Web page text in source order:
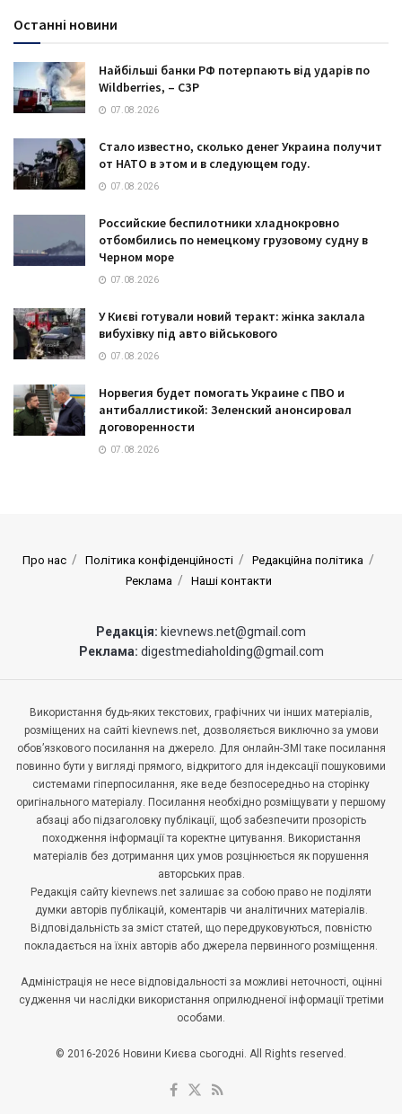
Останні новини
Найбільші банки РФ потерпають від ударів по
Wildberries, – СЗР
07.08.2026
Стало известно, сколько денег Украина получит
от НАТО в этом и в следующем году.
07.08.2026
Российские беспилотники хладнокровно
отбомбились по немецкому грузовому судну в
Черном море
07.08.2026
У Києві готували новий теракт: жінка заклала
вибухівку під авто військового
07.08.2026
Норвегия будет помогать Украине с ПВО и
антибаллистикой: Зеленский анонсировал
договоренности
07.08.2026
Про нас Політика конфіденційності
Редакційна політика
Реклама
Наші контакти
Редакція: kievnews.net@gmail.com
Реклама: digestmediaholding@gmail.com
Використання будь-яких текстових, графічних чи інших матеріалів,
розміщених на сайті kievnews.net, дозволяється виключно за умови
обов’язкового посилання на джерело. Для онлайн-ЗМІ таке посилання
повинно бути у вигляді прямого, відкритого для індексації пошуковими
системами гіперпосилання, яке веде безпосередньо на сторінку
оригінального матеріалу. Посилання необхідно розміщувати у першому
абзаці або підзаголовку публікації, щоб забезпечити прозорість
походження інформації та коректне цитування. Використання
матеріалів без дотримання цих умов розцінюється як порушення
авторських прав.
Редакція сайту kievnews.net залишає за собою право не поділяти
думки авторів публікацій, коментарів чи аналітичних матеріалів.
Відповідальність за зміст статей, що передруковуються, повністю
покладається на їхніх авторів або джерела первинного розміщення.
Адміністрація не несе відповідальності за можливі неточності, оцінні
судження чи наслідки використання оприлюдненої інформації третіми
особами.
© 2016-2026 Новини Києва сьогодні. All Rights reserved.